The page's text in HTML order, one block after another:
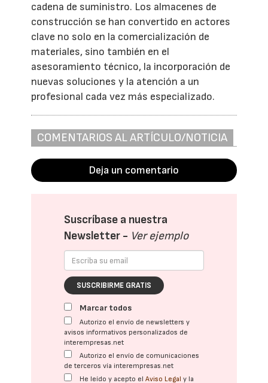
cadena de suministro. Los almacenes de
construcción se han convertido en actores
clave no solo en la comercialización de
materiales, sino también en el
asesoramiento técnico, la incorporación de
nuevas soluciones y la atención a un
profesional cada vez más especializado.
COMENTARIOS AL ARTÍCULO/NOTICIA
Deja un comentario
Suscríbase a nuestra
Newsletter - Ver ejemplo
SUSCRIBIRME GRATIS
Marcar todos
Autorizo el envío de newsletters y
avisos informativos personalizados de
interempresas.net
Autorizo el envío de comunicaciones
de terceros vía interempresas.net
He leído y acepto elAviso Legal y la